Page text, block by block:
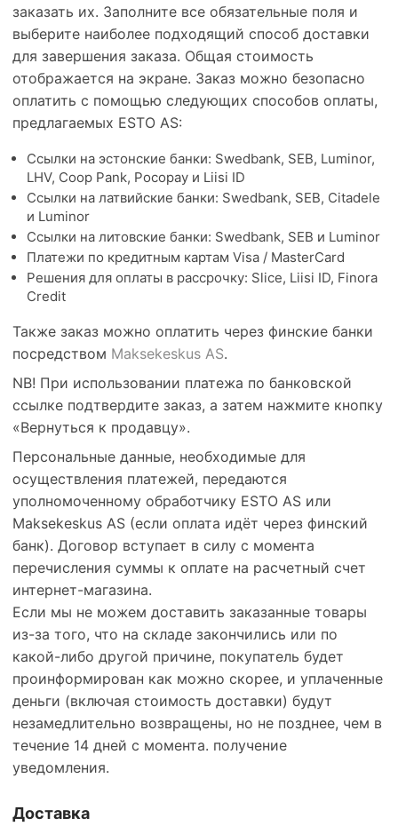
заказать их. Заполните все обязательные поля и
выберите наиболее подходящий способ доставки
для завершения заказа. Общая стоимость
отображается на экране. Заказ можно безопасно
оплатить с помощью следующих способов оплаты,
предлагаемых ESTO AS:
Ссылки на эстонские банки: Swedbank, SEB, Luminor,
LHV, Coop Pank, Pocopay и Liisi ID
Ссылки на латвийские банки: Swedbank, SEB, Citadele
и Luminor
Ссылки на литовские банки: Swedbank, SEB и Luminor
Платежи по кредитным картам Visa / MasterCard
Решения для оплаты в рассрочку: Slice, Liisi ID, Finora
Credit
Также заказ можно оплатить через финские банки
посредством Maksekeskus AS.
NB! При использовании платежа по банковской
ссылке подтвердите заказ, а затем нажмите кнопку
«Вернуться к продавцу».
Персональные данные, необходимые для
осуществления платежей, передаются
уполномоченному обработчику ESTO AS или
Maksekeskus AS (если оплата идёт через финский
банк). Договор вступает в силу с момента
перечисления суммы к оплате на расчетный счет
интернет-магазина.
Если мы не можем доставить заказанные товары
из-за того, что на складе закончились или по
какой-либо другой причине, покупатель будет
проинформирован как можно скорее, и уплаченные
деньги (включая стоимость доставки) будут
незамедлительно возвращены, но не позднее, чем в
течение 14 дней с момента. получение
уведомления.
Доставка